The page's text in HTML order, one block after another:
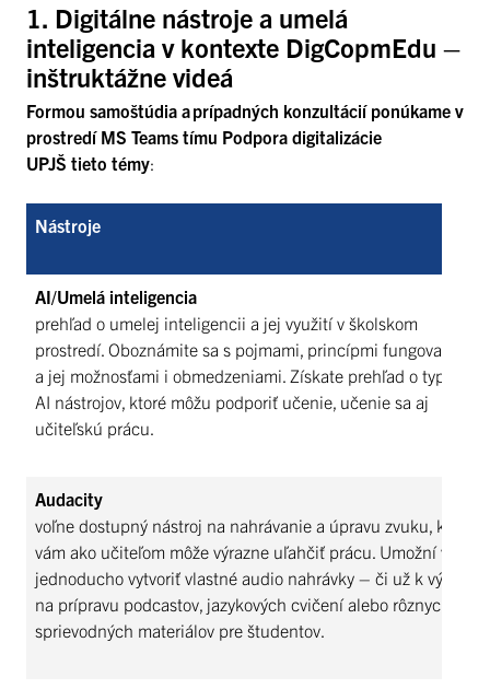
1. Digitálne nástroje a umelá
inteligencia v kontexte DigCopmEdu –
inštruktážne videá
Formou samoštúdia a prípadných konzultácií ponúkame v
prostredí MS Teams tímu Podpora digitalizácie
UPJŠ tieto témy:
Nástroje
AI/Umelá inteligencia
prehľad o umelej inteligencii a jej využití v školskom
prostredí. Oboznámite sa s pojmami, princípmi fungovania AI
a jej možnosťami i obmedzeniami. Získate prehľad o typoch
AI nástrojov, ktoré môžu podporiť učenie, učenie sa aj
učiteľskú prácu.
Audacity
voľne dostupný nástroj na nahrávanie a úpravu zvuku, ktorý
vám ako učiteľom môže výrazne uľahčiť prácu. Umožní vám
jednoducho vytvoriť vlastné audio nahrávky – či už k výučbe,
na prípravu podcastov, jazykových cvičení alebo rôznych
sprievodných materiálov pre študentov.